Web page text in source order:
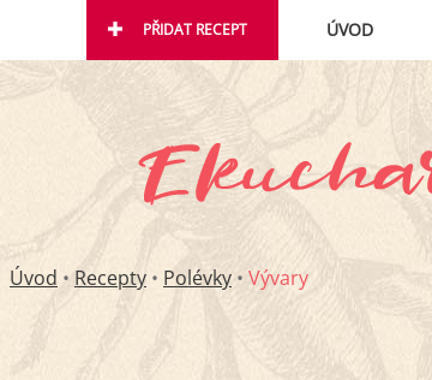
PŘIDAT RECEPT ÚVOD
Úvod • Recepty • Polévky • Vývary